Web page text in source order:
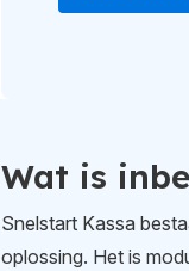
Wat is
Snelstart Kassa
oplossing. Het is